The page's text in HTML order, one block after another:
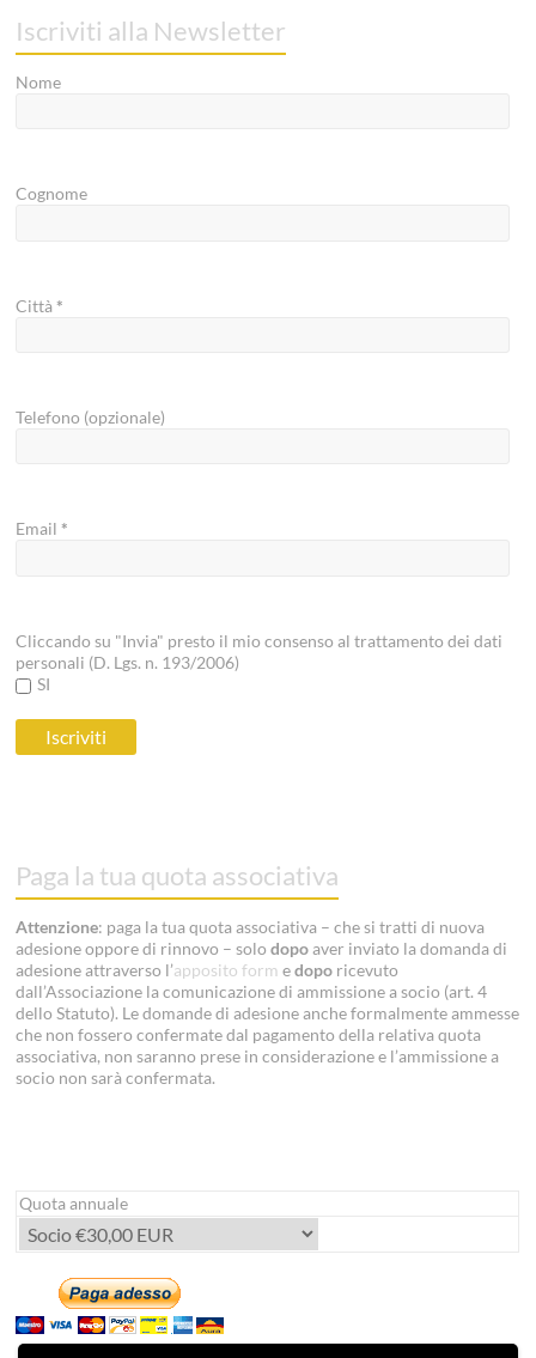
Iscriviti alla Newsletter
Nome
Cognome
Città*
Telefono (opzionale)
Email*
Cliccando su "Invia" presto il mio consenso al trattamento dei dati
personali (D. Lgs. n. 193/2006)
SI
Paga la tua quota associativa
Attenzione: paga la tua quota associativa – che si tratti di nuova
adesione oppore di rinnovo – solodopoaver inviato la domanda di
adesione attraverso l’apposito form edopo ricevuto
dall’Associazione la comunicazione di ammissione a socio (art. 4
dello Statuto). Le domande di adesione anche formalmente ammesse
che non fossero confermate dal pagamento della relativa quota
associativa, non saranno prese in considerazione e l’ammissione a
socio non sarà confermata.
Quota annuale